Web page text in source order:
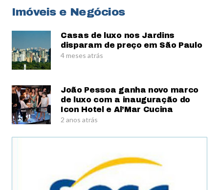
Imóveis e Negócios
Casas de luxo nos Jardins
disparam de preço em São Paulo
4 meses atrás
João Pessoa ganha novo marco
de luxo com a inauguração do
Icon Hotel e Al’Mar Cucina
2 anos atrás